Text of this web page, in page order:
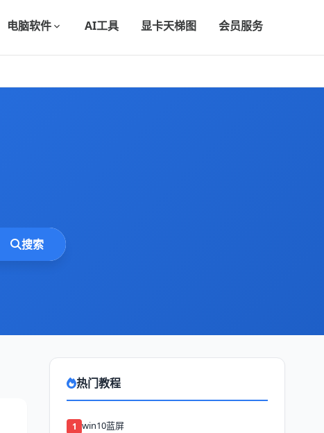
电脑软件 AI工具 显卡天梯图 会员服务
搜索
热门教程
1 win10蓝屏